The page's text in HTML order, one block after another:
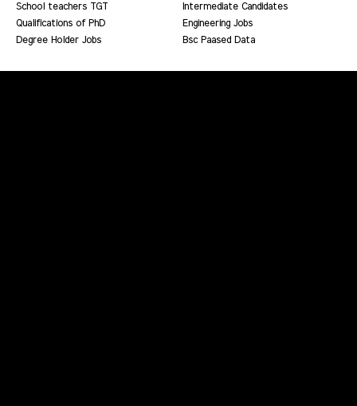
School teachers TGT
Intermediate Candidates
Qualifications of PhD
Engineering Jobs
Degree Holder Jobs
Bsc Paased Data